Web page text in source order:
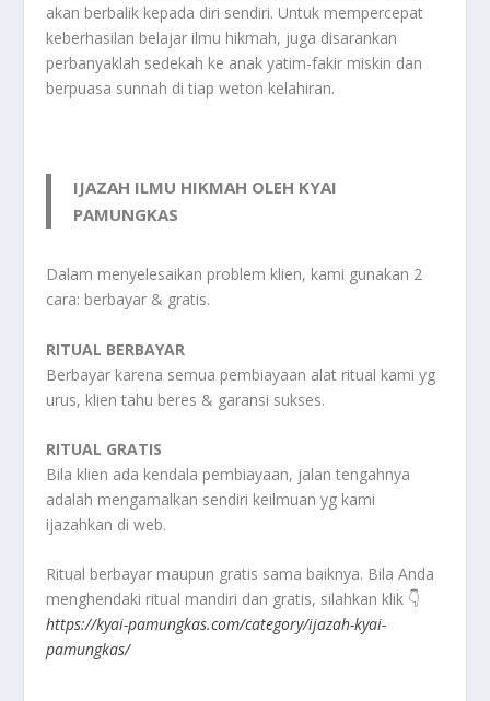
akan berbalik kepada diri sendiri. Untuk mempercepat
keberhasilan belajar ilmu hikmah, juga disarankan
perbanyaklah sedekah ke anak yatim-fakir miskin dan
berpuasa sunnah di tiap weton kelahiran.
IJAZAH ILMU HIKMAH OLEH KYAI
PAMUNGKAS
Dalam menyelesaikan problem klien, kami gunakan 2
cara: berbayar & gratis.
RITUAL BERBAYAR
Berbayar karena semua pembiayaan alat ritual kami yg
urus, klien tahu beres & garansi sukses.
RITUAL GRATIS
Bila klien ada kendala pembiayaan, jalan tengahnya
adalah mengamalkan sendiri keilmuan yg kami
ijazahkan di web.
Ritual berbayar maupun gratis sama baiknya. Bila Anda
menghendaki ritual mandiri dan gratis, silahkan klik 👇
https://kyai-pamungkas.com/category/ijazah-kyai-
pamungkas/